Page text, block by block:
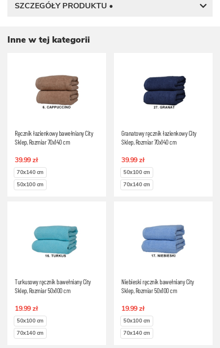
SZCZEGÓŁY PRODUKTU •
Inne w tej kategorii
Ręcznik łazienkowy bawełniany City
Sklep, Rozmiar 70x140 cm
39.99 zł
70x140 cm
50x100 cm
Granatowy ręcznik łazienkowy City
Sklep, Rozmiar 70x140 cm
39.99 zł
50x100 cm
70x140 cm
Turkusowy ręcznik bawełniany City
Sklep, Rozmiar 50x100 cm
19.99 zł
50x100 cm
70x140 cm
Niebieski ręcznik bawełniany City
Sklep, Rozmiar 50x100 cm
19.99 zł
50x100 cm
70x140 cm